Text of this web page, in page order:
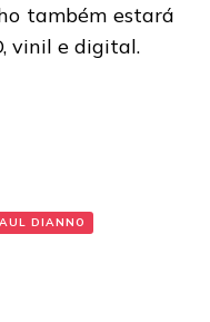
também estará
vinil e digital.
DIANNO